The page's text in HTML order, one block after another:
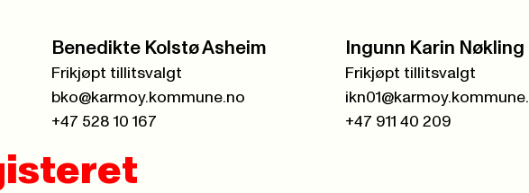
Benedikte Kolstø Asheim
Frikjøpt tillitsvalgt
bko@karmoy.kommune.no
+47 528 10 167
Ingunn Karin Nøkling
Frikjøpt tillitsvalgt
+47 911 40 209